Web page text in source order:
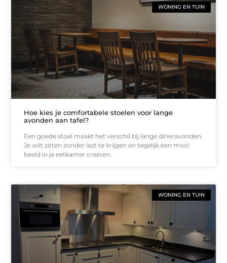
WONING EN TUIN
Hoe kies je comfortabele stoelen voor lange
avonden aan tafel?
Een goede stoel maakt het verschil bij lange dineravonden.
Je wilt zitten zonder last te krijgen en tegelijk een mooi
beeld in je eetkamer creëren.
WONING EN TUIN